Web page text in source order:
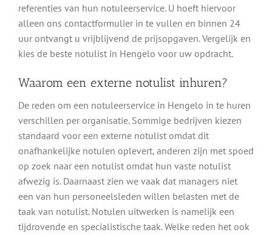
referenties van hun notuleerservice. U hoeft hiervoor
alleen ons contactformulier in te vullen en binnen 24
uur ontvangt u vrijblijvend de prijsopgaven. Vergelijk en
kies de beste notulist in Hengelo voor uw opdracht.
Waarom een externe notulist inhuren?
De reden om een notuleerservice in Hengelo in te huren
verschillen per organisatie. Sommige bedrijven kiezen
standaard voor een externe notulist omdat dit
onafhankelijke notulen oplevert, anderen zijn met spoed
op zoek naar een notulist omdat hun vaste notulist
afwezig is. Daarnaast zien we vaak dat managers niet
een van hun personeelsleden willen belasten met de
taak van notulist. Notulen uitwerken is namelijk een
tijdrovende en specialistische taak. Welke reden het ook